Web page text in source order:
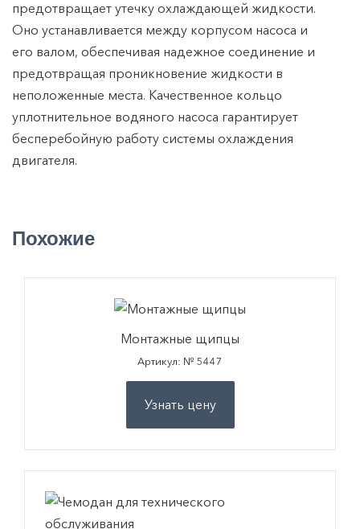
предотвращает утечку охлаждающей жидкости.
Оно устанавливается между корпусом насоса и
его валом, обеспечивая надежное соединение и
предотвращая проникновение жидкости в
неположенные места. Качественное кольцо
уплотнительное водяного насоса гарантирует
бесперебойную работу системы охлаждения
двигателя.
Похожие
Монтажные щипцы
Артикул: № 5447
Узнать цену